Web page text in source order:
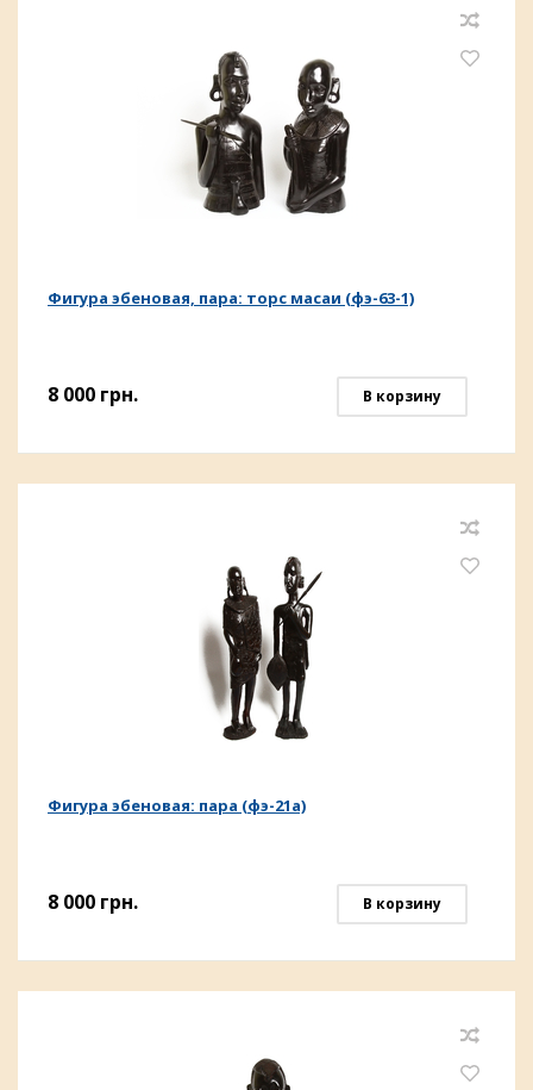
Фигура эбеновая, пара: торс масаи (фэ-63-1)
8 000 грн. В корзину
Фигура эбеновая: пара (фэ-21а)
8 000 грн. В корзину